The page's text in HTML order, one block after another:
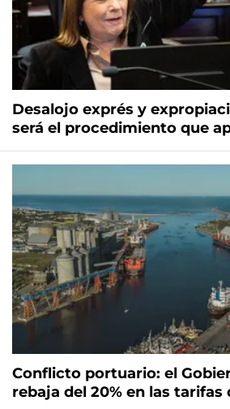
Desalojo exprés y
será el procedimiento que
Conflicto portuario: el
rebaja del 20% en las tarifas